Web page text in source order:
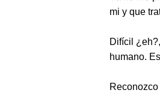
mi y que
Difícil
humano.